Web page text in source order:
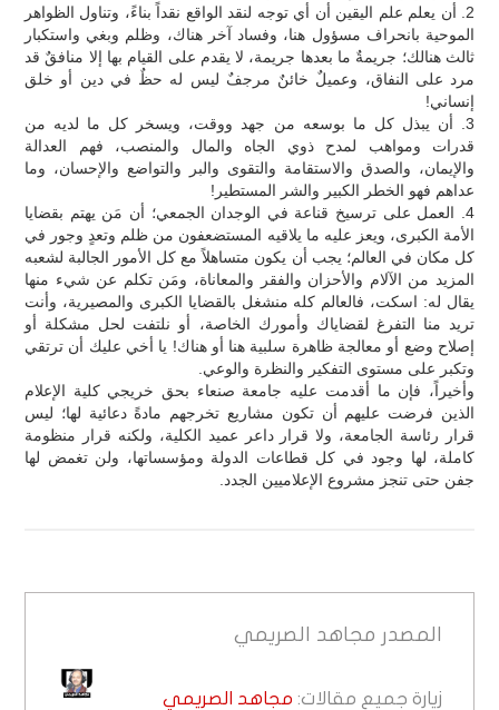
2. أن يعلم علم اليقين أن أي توجه لنقد الواقع نقداً بناءً، وتناول الظواهر
الموحية بانحراف مسؤول هنا، وفساد آخر هناك، وظلم وبغي واستكبار
ثالث هنالك؛ جريمةٌ ما بعدها جريمة، لا يقدم على القيام بها إلا منافقٌ قد
مرد على النفاق، وعميلٌ خائنٌ مرجفٌ ليس له حظٌ في دين أو خلق
إنساني!
3. أن يبذل كل ما بوسعه من جهد ووقت، ويسخر كل ما لديه من
قدرات ومواهب لمدح ذوي الجاه والمال والمنصب، فهم العدالة
والإيمان، والصدق والاستقامة والتقوى والبر والتواضع والإحسان، وما
عداهم فهو الخطر الكبير والشر المستطير!
4. العمل على ترسيخ قناعة في الوجدان الجمعي؛ أن مَن يهتم بقضايا
الأمة الكبرى، ويعز عليه ما يلاقيه المستضعفون من ظلم وتعدٍ وجور في
كل مكان في العالم؛ يجب أن يكون متساهلاً مع كل الأمور الجالبة لشعبه
المزيد من الآلام والأحزان والفقر والمعاناة، ومَن تكلم عن شيء منها
يقال له: اسكت، فالعالم كله منشغل بالقضايا الكبرى والمصيرية، وأنت
تريد منا التفرغ لقضاياك وأمورك الخاصة، أو نلتفت لحل مشكلة أو
إصلاح وضع أو معالجة ظاهرة سلبية هنا أو هناك! يا أخي عليك أن ترتقي
وتكبر على مستوى التفكير والنظرة والوعي.
وأخيراً، فإن ما أقدمت عليه جامعة صنعاء بحق خريجي كلية الإعلام
الذين فرضت عليهم أن تكون مشاريع تخرجهم مادةً دعائية لها؛ ليس
قرار رئاسة الجامعة، ولا قرار داعر عميد الكلية، ولكنه قرار منظومة
كاملة، لها وجود في كل قطاعات الدولة ومؤسساتها، ولن تغمض لها
جفن حتى تنجز مشروع الإعلاميين الجدد.
المصدر مجاهد الصريمي
زيارة جميع مقالات: مجاهد الصريمي